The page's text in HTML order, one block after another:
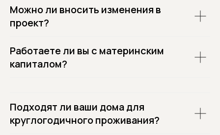
Можно ли вносить изменения в
проект?
Работаете ли вы с материнским
капиталом?
Подходят ли ваши дома для
круглогодичного проживания?